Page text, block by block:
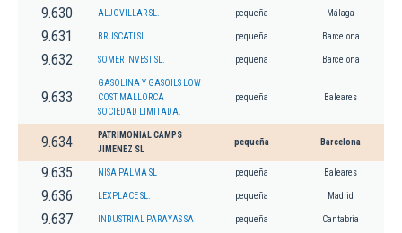
9.630 ALJOVILLAR SL. pequeña Málaga
9.631 BRUSCATI SL pequeña Barcelona
9.632 SOMER INVEST SL. pequeña Barcelona
9.633
GASOLINA Y GASOILS LOW
COST MALLORCA
SOCIEDAD LIMITADA.
pequeña Baleares
9.634
PATRIMONIAL CAMPS
JIMENEZ SL
pequeña Barcelona
9.635 NISA PALMA SL pequeña Baleares
9.636 LEXPLACE SL. pequeña Madrid
9.637 INDUSTRIAL PARAYAS SA pequeña Cantabria